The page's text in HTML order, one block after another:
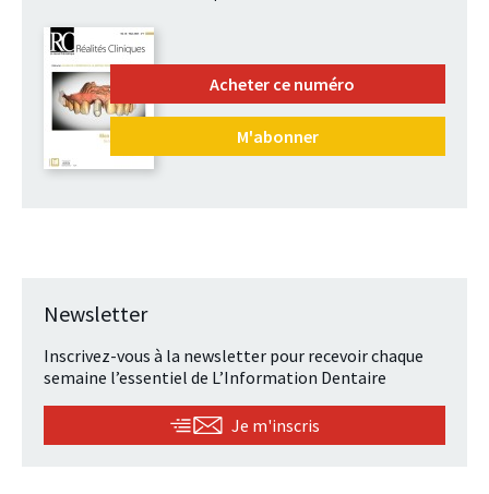
Acheter ce numéro
M'abonner
Newsletter
Inscrivez-vous à la newsletter pour recevoir chaque
semaine l’essentiel de L’Information Dentaire
Je m'inscris